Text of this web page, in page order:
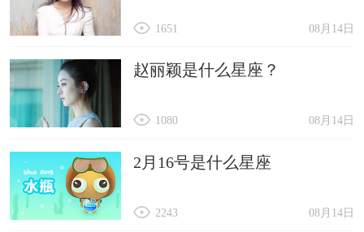
08月14日
1651
赵丽颖是什么星座？
08月14日
1080
2月16号是什么星座
08月14日
2243